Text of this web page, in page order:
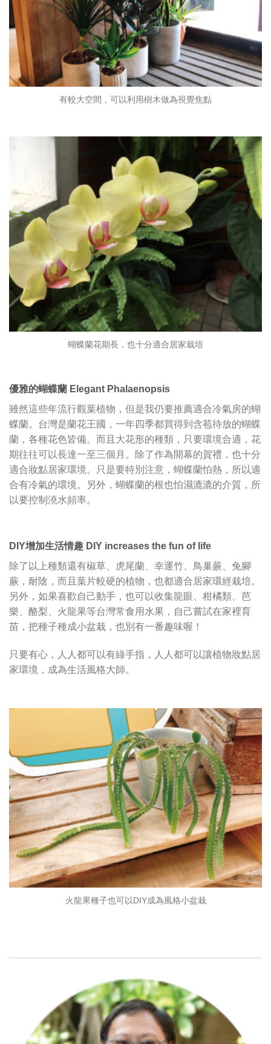
有較大空間，可以利用樹木做為視覺焦點
蝴蝶蘭花期長，也十分適合居家栽培
優雅的蝴蝶蘭 Elegant Phalaenopsis
雖然這些年流行觀葉植物，但是我仍要推薦適合冷氣房的蝴
蝶蘭。台灣是蘭花王國，一年四季都買得到含苞待放的蝴蝶
蘭，各種花色皆備。而且大花形的種類，只要環境合適，花
期往往可以長達一至三個月。除了作為開幕的賀禮，也十分
適合妝點居家環境。只是要特別注意，蝴蝶蘭怕熱，所以適
合有冷氣的環境。另外，蝴蝶蘭的根也怕濕漉漉的介質，所
以要控制澆水頻率。
DIY增加生活情趣 DIY increases the fun of life
除了以上種類還有椒草、虎尾蘭、幸運竹、鳥巢蕨、兔腳
蕨，耐陰，而且葉片較硬的植物，也都適合居家環經栽培。
另外，如果喜歡自己動手，也可以收集龍眼、柑橘類、芭
樂、酪梨、火龍果等台灣常食用水果，自己嘗試在家裡育
苗，把種子種成小盆栽，也別有一番趣味喔！
只要有心，人人都可以有綠手指，人人都可以讓植物妝點居
家環境，成為生活風格大師。
火龍果種子也可以DIY成為風格小盆栽